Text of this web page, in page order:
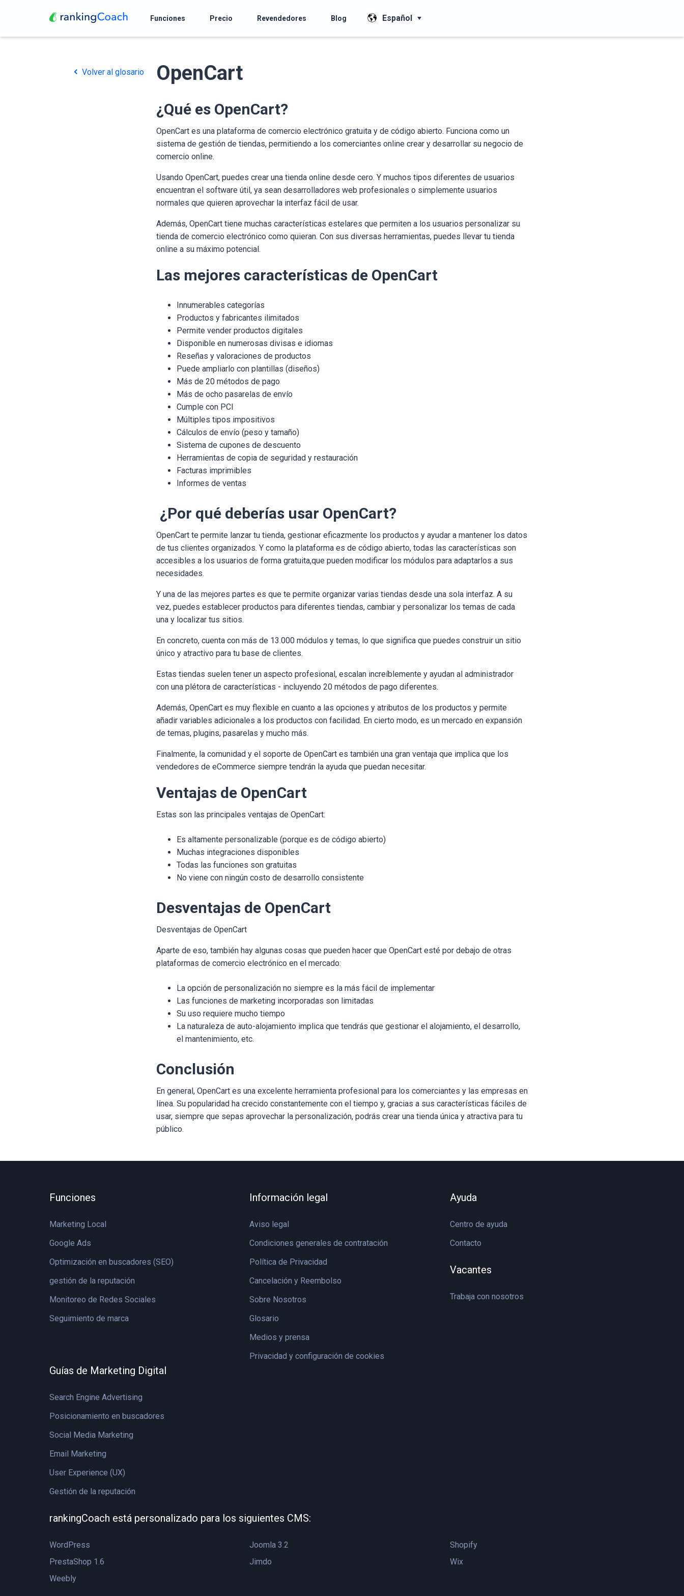
Funciones Precio Revendedores Blog Español
Volver al glosario OpenCart
¿Qué es OpenCart?
OpenCart es una plataforma de comercio electrónico gratuita y de código abierto. Funciona como un
sistema de gestión de tiendas, permitiendo a los comerciantes online crear y desarrollar su negocio de
comercio online.
Usando OpenCart, puedes crear una tienda online desde cero. Y muchos tipos diferentes de usuarios
encuentran el software útil, ya sean desarrolladores web profesionales o simplemente usuarios
normales que quieren aprovechar la interfaz fácil de usar.
Además, OpenCart tiene muchas características estelares que permiten a los usuarios personalizar su
tienda de comercio electrónico como quieran. Con sus diversas herramientas, puedes llevar tu tienda
online a su máximo potencial.
Las mejores características de OpenCart
Innumerables categorías
Productos y fabricantes ilimitados
Permite vender productos digitales
Disponible en numerosas divisas e idiomas
Reseñas y valoraciones de productos
Puede ampliarlo con plantillas (diseños)
Más de 20 métodos de pago
Más de ocho pasarelas de envío
Cumple con PCI
Múltiples tipos impositivos
Cálculos de envío (peso y tamaño)
Sistema de cupones de descuento
Herramientas de copia de seguridad y restauración
Facturas imprimibles
Informes de ventas
¿Por qué deberías usar OpenCart?
OpenCart te permite lanzar tu tienda, gestionar eficazmente los productos y ayudar a mantener los datos
de tus clientes organizados. Y como la plataforma es de código abierto, todas las características son
accesibles a los usuarios de forma gratuita,que pueden modificar los módulos para adaptarlos a sus
necesidades.
Y una de las mejores partes es que te permite organizar varias tiendas desde una sola interfaz. A su
vez, puedes establecer productos para diferentes tiendas, cambiar y personalizar los temas de cada
una y localizar tus sitios.
En concreto, cuenta con más de 13.000 módulos y temas, lo que significa que puedes construir un sitio
único y atractivo para tu base de clientes.
Estas tiendas suelen tener un aspecto profesional, escalan increíblemente y ayudan al administrador
con una plétora de características - incluyendo 20 métodos de pago diferentes.
Además, OpenCart es muy flexible en cuanto a las opciones y atributos de los productos y permite
añadir variables adicionales a los productos con facilidad. En cierto modo, es un mercado en expansión
de temas, plugins, pasarelas y mucho más.
Finalmente, la comunidad y el soporte de OpenCart es también una gran ventaja que implica que los
vendedores de eCommerce siempre tendrán la ayuda que puedan necesitar.
Ventajas de OpenCart
Estas son las principales ventajas de OpenCart:
Es altamente personalizable (porque es de código abierto)
Muchas integraciones disponibles
Todas las funciones son gratuitas
No viene con ningún costo de desarrollo consistente
Desventajas de OpenCart
Desventajas de OpenCart
Aparte de eso, también hay algunas cosas que pueden hacer que OpenCart esté por debajo de otras
plataformas de comercio electrónico en el mercado:
La opción de personalización no siempre es la más fácil de implementar
Las funciones de marketing incorporadas son limitadas
Su uso requiere mucho tiempo
La naturaleza de auto-alojamiento implica que tendrás que gestionar el alojamiento, el desarrollo,
el mantenimiento, etc.
Conclusión
En general, OpenCart es una excelente herramienta profesional para los comerciantes y las empresas en
línea. Su popularidad ha crecido constantemente con el tiempo y, gracias a sus características fáciles de
usar, siempre que sepas aprovechar la personalización, podrás crear una tienda única y atractiva para tu
público.
Funciones
Marketing Local
Google Ads
Optimización en buscadores (SEO)
gestión de la reputación
Monitoreo de Redes Sociales
Seguimiento de marca
Información legal
Aviso legal
Condiciones generales de contratación
Política de Privacidad
Cancelación y Reembolso
Sobre Nosotros
Glosario
Medios y prensa
Privacidad y configuración de cookies
Ayuda
Centro de ayuda
Contacto
Vacantes
Trabaja con nosotros
Guías de Marketing Digital
Search Engine Advertising
Posicionamiento en buscadores
Social Media Marketing
Email Marketing
User Experience (UX)
Gestión de la reputación
rankingCoach está personalizado para los siguientes CMS:
WordPress Joomla 3.2
Shopify
PrestaShop 1.6
Jimdo
Wix
Weebly